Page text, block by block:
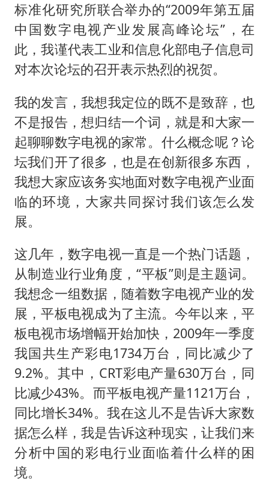
标准化研究所联合举办的“2009年第五届
中国数字电视产业发展高峰论坛”，在
此，我谨代表工业和信息化部电子信息司
对本次论坛的召开表示热烈的祝贺。
我的发言，我想我定位的既不是致辞，也
不是报告，想归结一个词，就是和大家一
起聊聊数字电视的家常。什么概念呢？论
坛我们开了很多，也是在创新很多东西，
我想大家应该务实地面对数字电视产业面
临的环境，大家共同探讨我们该怎么发
展。
这几年，数字电视一直是一个热门话题，
从制造业行业角度，“平板”则是主题词。
我想念一组数据，随着数字电视产业的发
展，平板电视成为了主流。今年以来，平
板电视市场增幅开始加快，2009年一季度
我国共生产彩电1734万台，同比减少了
9.2%。其中，CRT彩电产量630万台，同
比减少43%。而平板电视产量1121万台，
同比增长34%。我在这儿不是告诉大家数
据怎么样，我是告诉这种现实，让我们来
分析中国的彩电行业面临着什么样的困
境。